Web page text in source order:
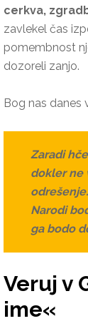
cerkva,
zavlekel čas
pomembnost
dozoreli zanjo.
Bog nas danes
Zaradi
dokler ne
odrešenje.
Narodi
ga bodo
Veruj v
ime«